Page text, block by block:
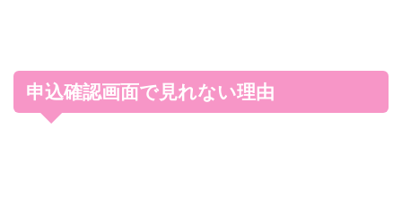
申込確認画面で見れない理由